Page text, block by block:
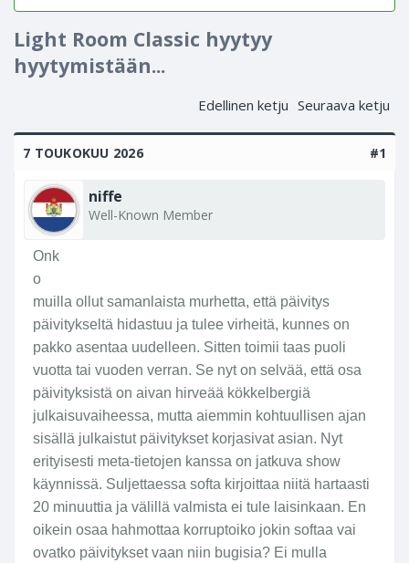
Light Room Classic hyytyy
hyytymistään...
Edellinen ketju Seuraava ketju
7 TOUKOKUU 2026 #1
niffe
Well-Known Member
Onk
o
muilla ollut samanlaista murhetta, että päivitys
päivitykseltä hidastuu ja tulee virheitä, kunnes on
pakko asentaa uudelleen. Sitten toimii taas puoli
vuotta tai vuoden verran. Se nyt on selvää, että osa
päivityksistä on aivan hirveää kökkelbergiä
julkaisuvaiheessa, mutta aiemmin kohtuullisen ajan
sisällä julkaistut päivitykset korjasivat asian. Nyt
erityisesti meta-tietojen kanssa on jatkuva show
käynnissä. Suljettaessa softa kirjoittaa niitä hartaasti
20 minuuttia ja välillä valmista ei tule laisinkaan. En
oikein osaa hahmottaa korruptoiko jokin softaa vai
ovatko päivitykset vaan niin bugisia? Ei mulla